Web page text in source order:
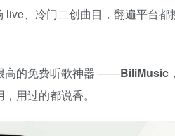
live、冷门二创曲目，翻遍平台
高的免费听歌神器 ——BiliMusic
用过的都说香。